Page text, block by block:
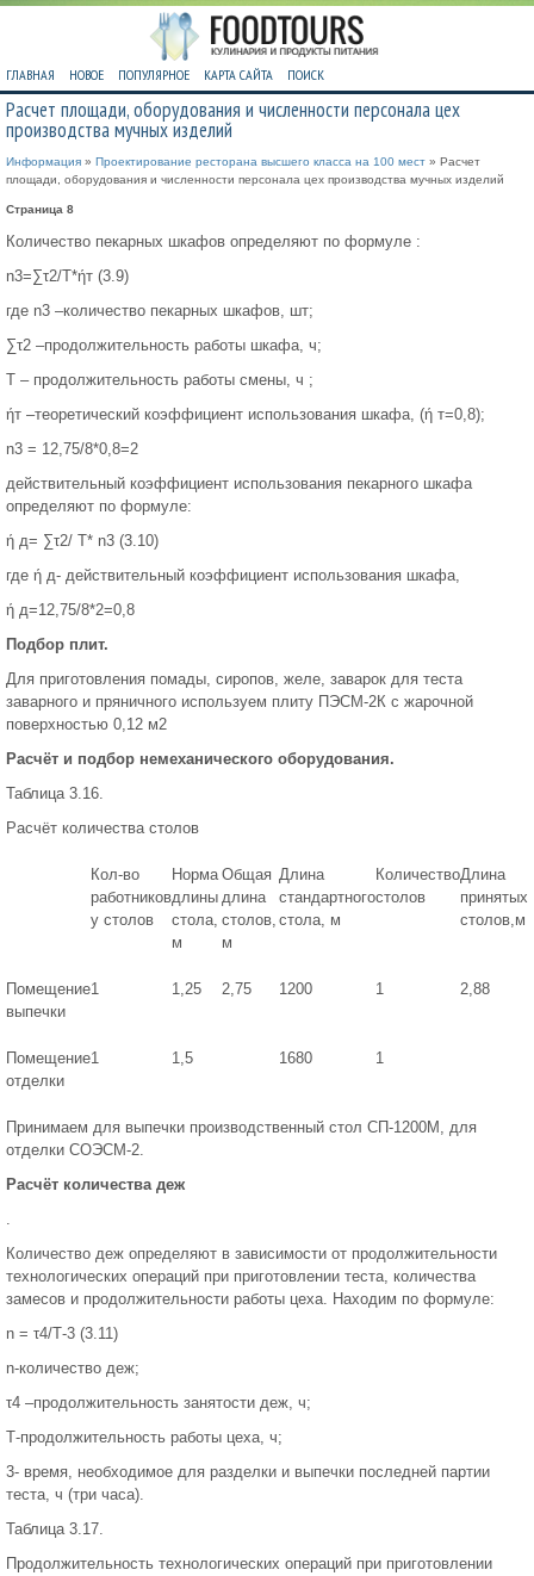
ГЛАВНАЯ НОВОЕ ПОПУЛЯРНОЕ КАРТА САЙТА ПОИСК
Расчет площади, оборудования и численности персонала цех
производства мучных изделий
Информация » Проектирование ресторана высшего класса на 100 мест » Расчет
площади, оборудования и численности персонала цех производства мучных изделий
Страница 8
Количество пекарных шкафов определяют по формуле :
n3=∑τ2/Т*ήт (3.9)
где n3 –количество пекарных шкафов, шт;
∑τ2 –продолжительность работы шкафа, ч;
Т – продолжительность работы смены, ч ;
ήт –теоретический коэффициент использования шкафа, (ή т=0,8);
n3 = 12,75/8*0,8=2
действительный коэффициент использования пекарного шкафа
определяют по формуле:
ή д= ∑τ2/ Т* n3 (3.10)
где ή д- действительный коэффициент использования шкафа,
ή д=12,75/8*2=0,8
Подбор плит.
Для приготовления помады, сиропов, желе, заварок для теста
заварного и пряничного используем плиту ПЭСМ-2К с жарочной
поверхностью 0,12 м2
Расчёт и подбор немеханического оборудования.
Таблица 3.16.
Расчёт количества столов
Кол-во
работников
у столов
Норма
длины
стола,
м
Общая
длина
столов,
м
Длина
стандартного
стола, м
Количество
столов
Длина
принятых
столов,м
Помещение
выпечки
1 1,25 2,75 1200 1 2,88
Помещение
отделки
1 1,5 1680 1
Принимаем для выпечки производственный стол СП-1200М, для
отделки СОЭСМ-2.
Расчёт количества деж
.
Количество деж определяют в зависимости от продолжительности
технологических операций при приготовлении теста, количества
замесов и продолжительности работы цеха. Находим по формуле:
n = τ4/Т-3 (3.11)
n-количество деж;
τ4 –продолжительность занятости деж, ч;
Т-продолжительность работы цеха, ч;
3- время, необходимое для разделки и выпечки последней партии
теста, ч (три часа).
Таблица 3.17.
Продолжительность технологических операций при приготовлении